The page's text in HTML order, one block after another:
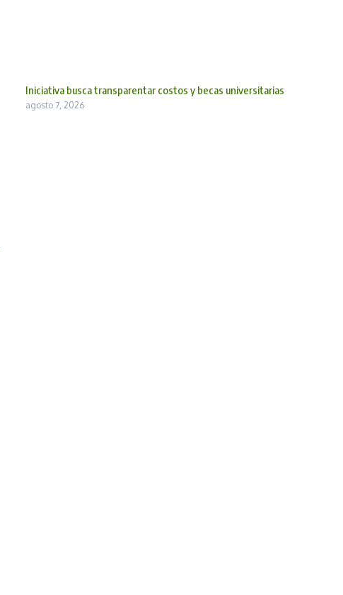
Iniciativa busca transparentar costos y becas universitarias
agosto 7, 2026